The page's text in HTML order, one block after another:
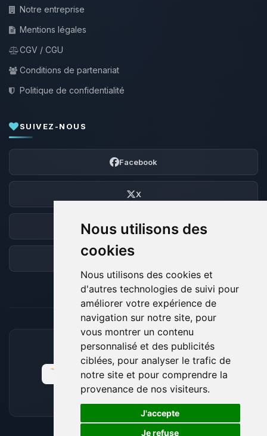
Nous utilisons des
cookies
Nous utilisons des cookies et
d'autres technologies de suivi pour
améliorer votre expérience de
navigation sur notre site, pour
vous montrer un contenu
personnalisé et des publicités
ciblées, pour analyser le trafic de
notre site et pour comprendre la
provenance de nos visiteurs.
J'accepte
Je refuse
Notre entreprise
Mentions légales
CGV / CGU
Conditions de partenariat
Politique de confidentialité
SUIVEZ-NOUS
Facebook
X
Discord
Forum
MOYENS DE PAIEMENT ACCEPTÉS
🍪